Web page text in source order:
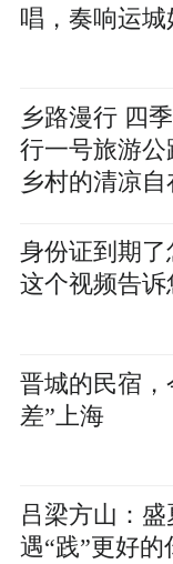
唱，奏响运城
乡路漫行 四
行一号旅游公
乡村的清凉自
身份证到期
这个视频告诉
晋城的民宿，
差”上海
吕梁方山：盛
遇“践”更好的